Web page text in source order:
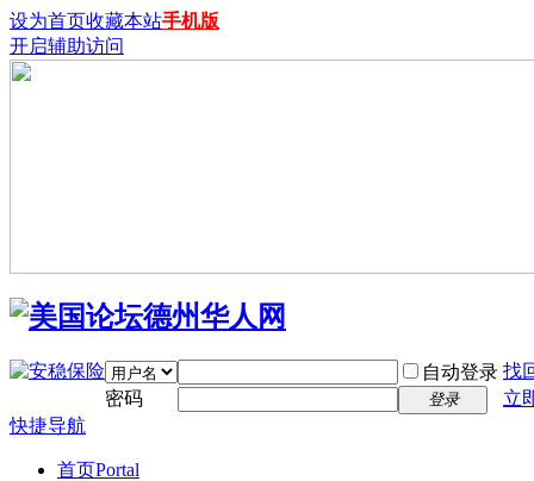
设为首页收藏本站手机版
开启辅助访问
自动登录 找
密码
登录
立
快捷导航
首页Portal